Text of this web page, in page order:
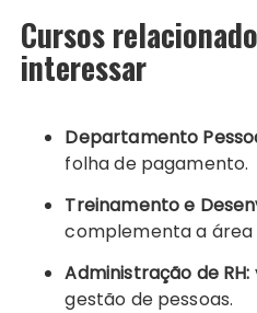
Cursos
interessar
Departamento
folha de pagamento.
Treinamento e
complementa a área
Administração de RH:
gestão de pessoas.